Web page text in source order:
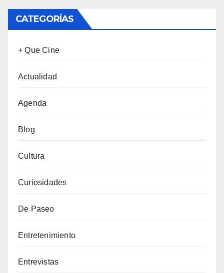
CATEGORÍAS
+ Que Cine
Actualidad
Agenda
Blog
Cultura
Curiosidades
De Paseo
Entretenimiento
Entrevistas